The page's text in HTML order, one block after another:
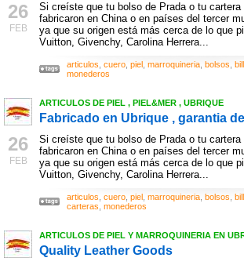
26
FEB
Si creíste que tu bolso de Prada o tu
fabricaron en China o en países del tercer
ya que su origen está más cerca de lo que
Vuitton, Givenchy, Carolina Herrera...
articulos cuero piel marroquineria bolsos
monederos
26
FEB
ARTICULOS DE PIEL , PIEL&MER , UBRIQUE
Fabricado en Ubrique , garantia
Si creíste que tu bolso de Prada o tu
fabricaron en China o en países del tercer
ya que su origen está más cerca de lo que
Vuitton, Givenchy, Carolina Herrera...
articulos cuero piel marroquineria bolsos
carteras monederos
ARTICULOS DE PIEL Y MARROQUINERIA EN
Quality Leather Goods